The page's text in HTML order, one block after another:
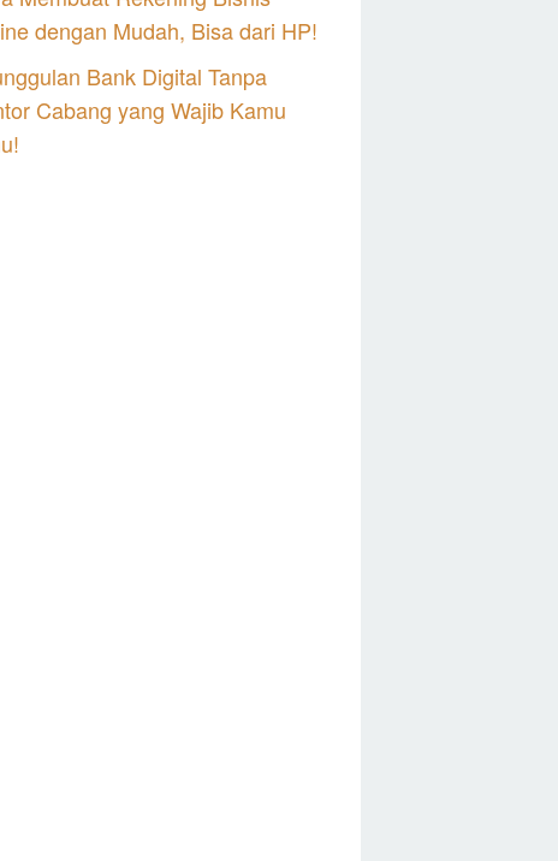
dengan Mudah, Bisa dari HP!
Bank Digital Tanpa
Cabang yang Wajib Kamu